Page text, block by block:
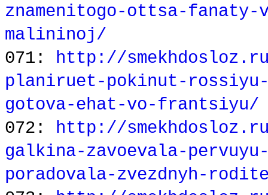
znamenitogo-ottsa-
malininoj/
071: http://
planiruet-pokinut-rossiyu-
gotova-ehat-vo-frantsiyu/
072: http://
galkina-zavoevala-
poradovala-zvezdnyh-